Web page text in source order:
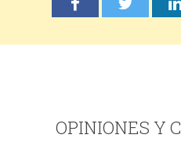
OPINIONES Y